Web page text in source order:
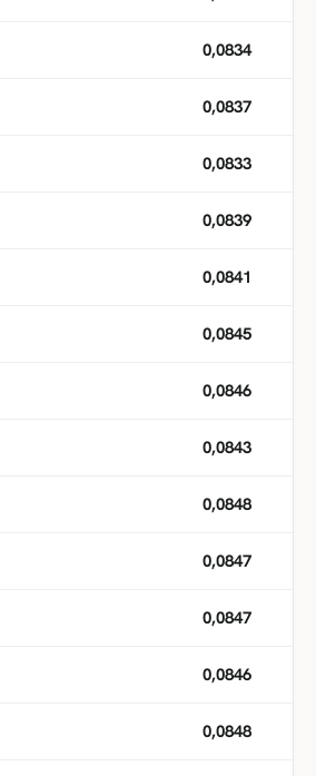
0,0834
0,0837
0,0833
0,0839
0,0841
0,0845
0,0846
0,0843
0,0848
0,0847
0,0847
0,0846
0,0848